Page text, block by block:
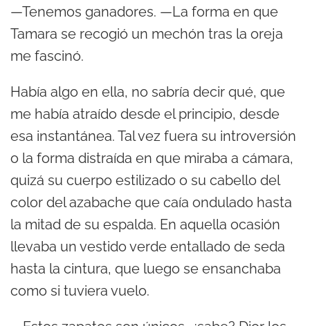
—Tenemos ganadores. —La forma en que
Tamara se recogió un mechón tras la oreja
me fascinó.
Había algo en ella, no sabría decir qué, que
me había atraído desde el principio, desde
esa instantánea. Tal vez fuera su introversión
o la forma distraída en que miraba a cámara,
quizá su cuerpo estilizado o su cabello del
color del azabache que caía ondulado hasta
la mitad de su espalda. En aquella ocasión
llevaba un vestido verde entallado de seda
hasta la cintura, que luego se ensanchaba
como si tuviera vuelo.